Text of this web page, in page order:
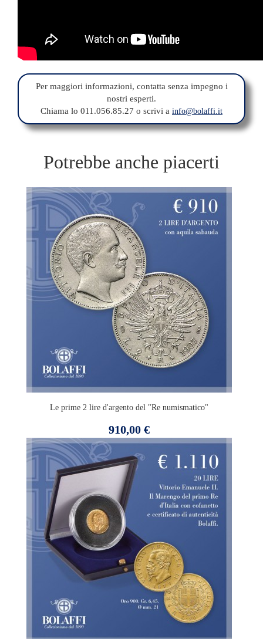
Per maggiori informazioni, contatta senza impegno i
nostri esperti.
Chiama lo 011.056.85.27 o scrivi a info@bolaffi.it
Potrebbe anche piacerti
Le prime 2 lire d'argento del "Re numismatico"
Prezzo
910,00 €